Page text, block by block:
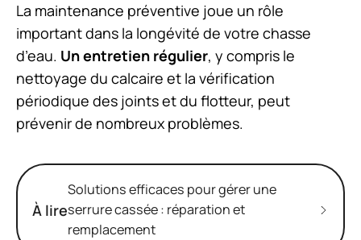
La maintenance préventive joue un rôle
important dans la longévité de votre chasse
d’eau. Un entretien régulier, y compris le
nettoyage du calcaire et la vérification
périodique des joints et du flotteur, peut
prévenir de nombreux problèmes.
À lire
Solutions efficaces pour gérer une
serrure cassée : réparation et
remplacement